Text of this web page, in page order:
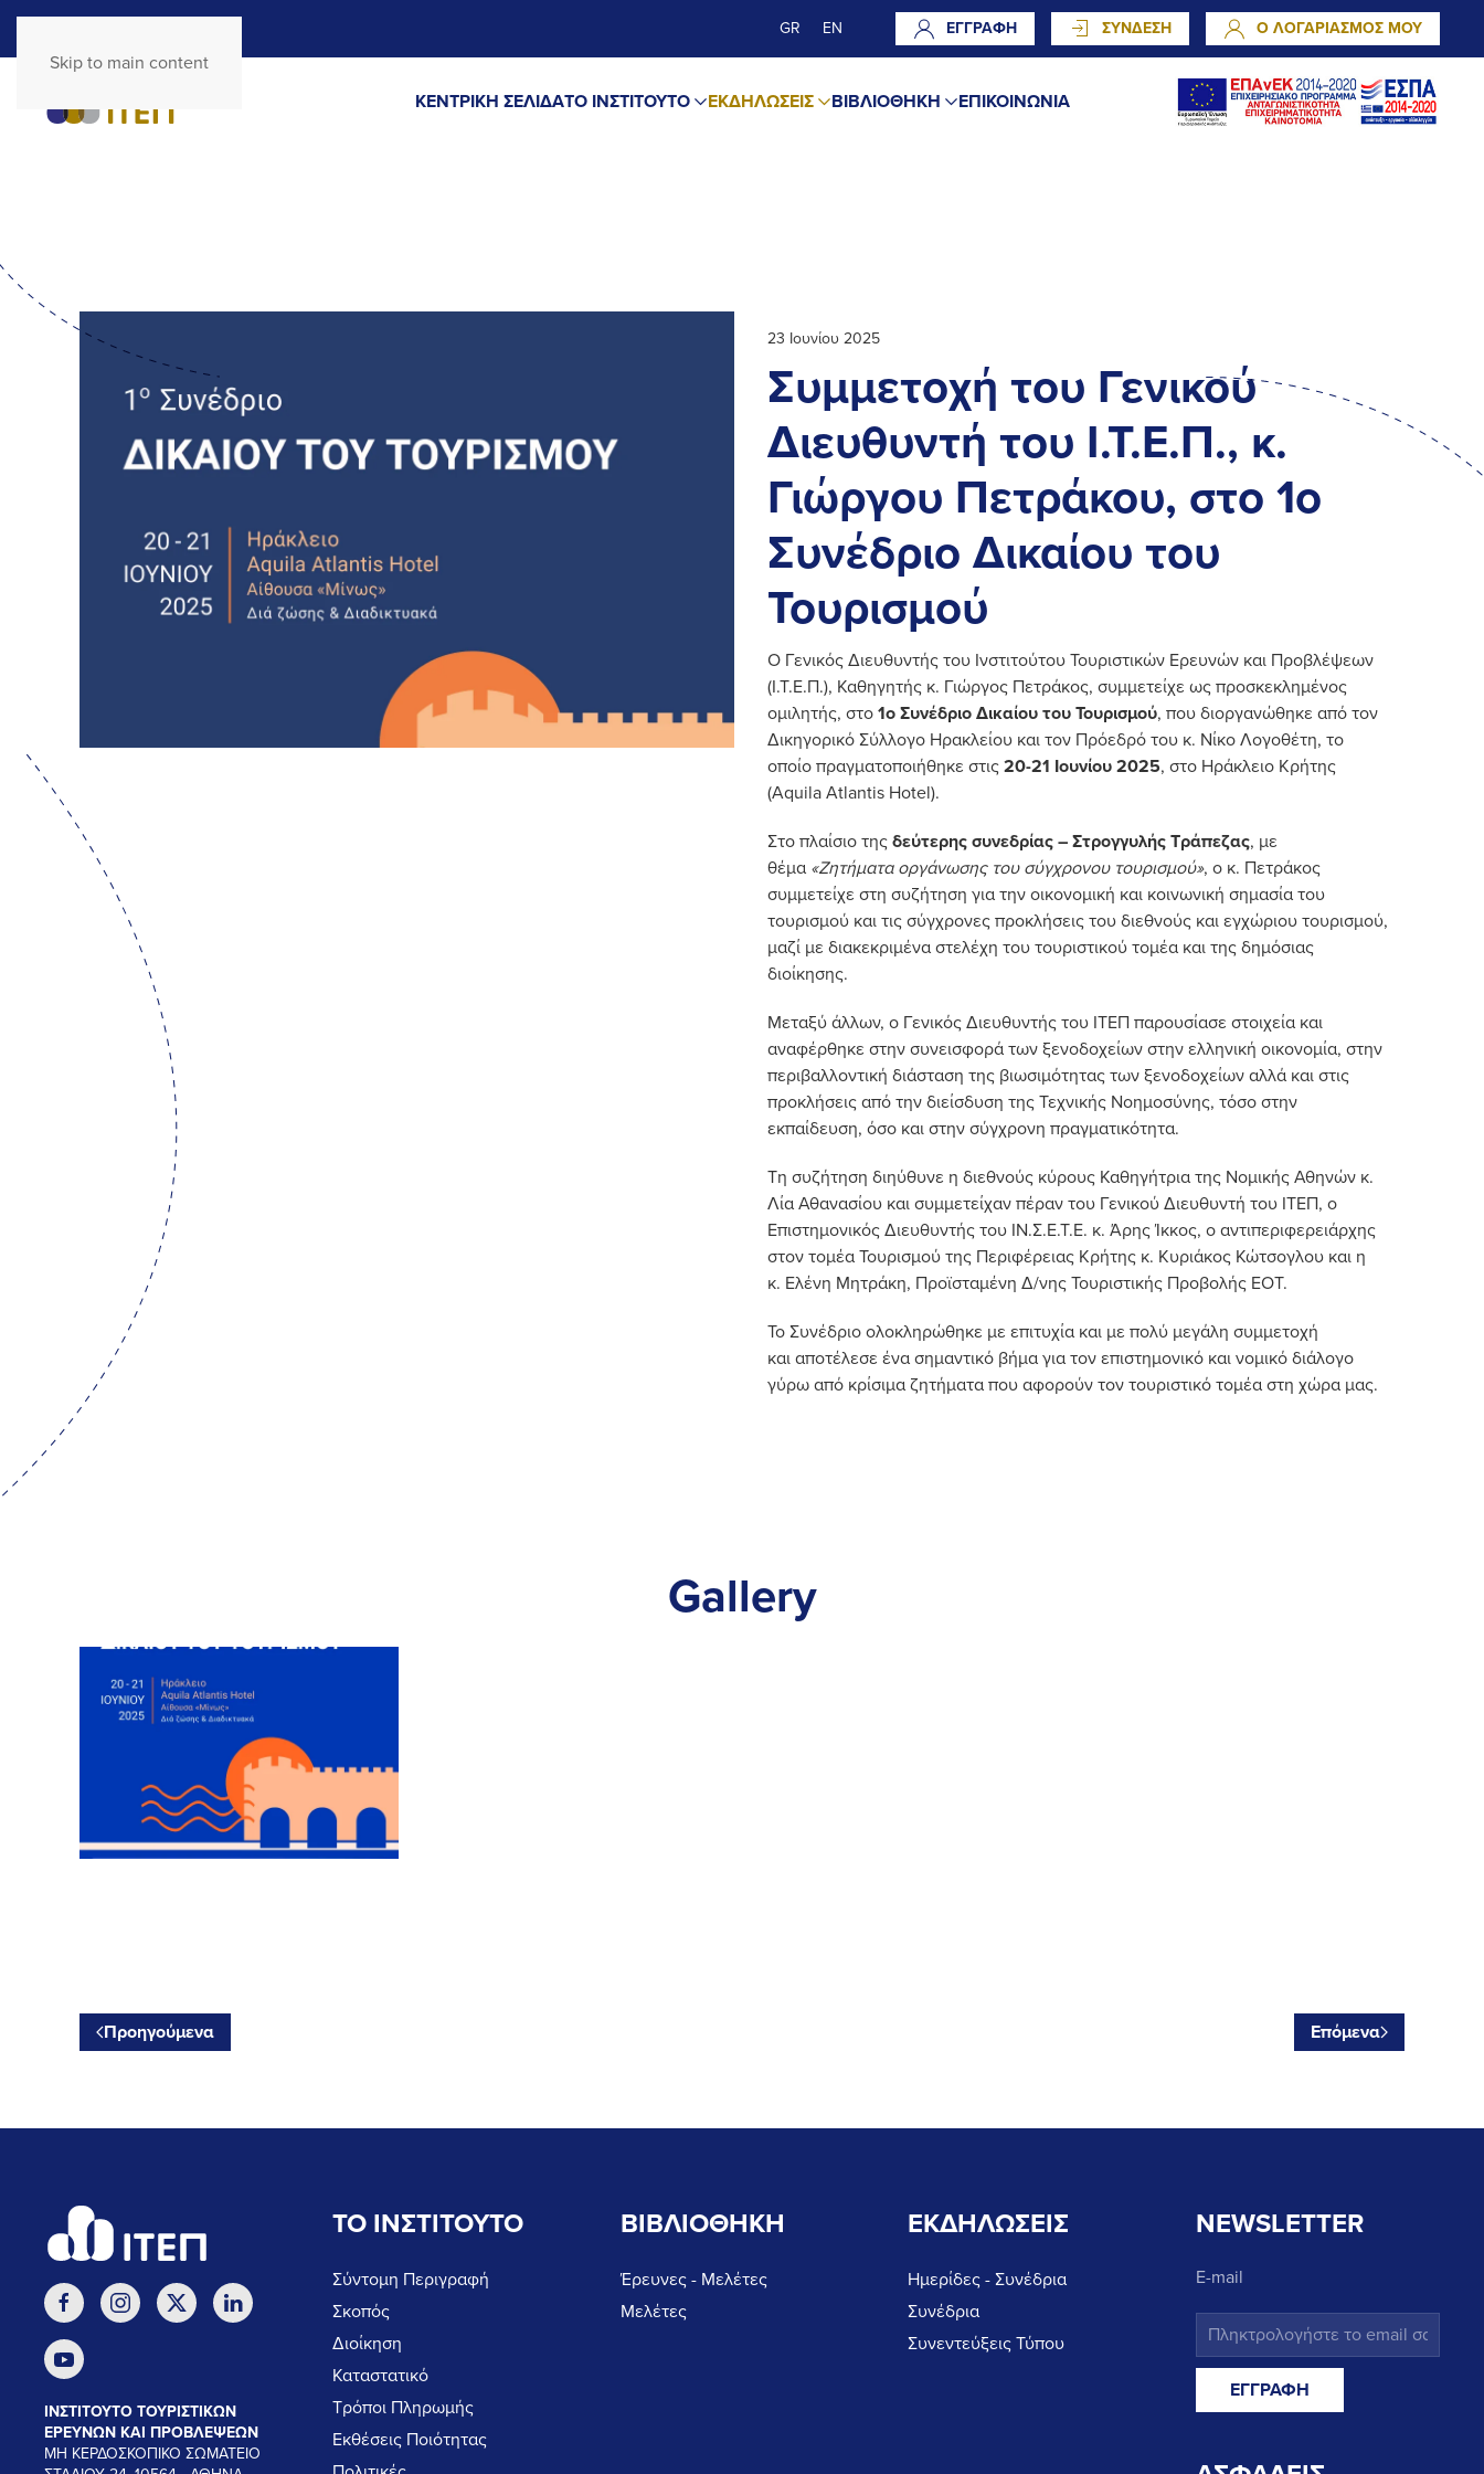
Skip to main content
GR EN ΕΓΓΡΑΦΗ ΣΥΝΔΕΣΗ Ο ΛΟΓΑΡΙΑΣΜΟΣ ΜΟΥ
ΚΕΝΤΡΙΚΗ ΣΕΛΙΔΑΤΟ ΙΝΣΤΙΤΟΥΤΟ ΕΚΔΗΛΩΣΕΙΣ ΒΙΒΛΙΟΘΗΚΗ ΕΠΙΚΟΙΝΩΝΙΑ
23 Ιουνίου 2025
Συμμετοχή του Γενικού
Διευθυντή του Ι.Τ.Ε.Π., κ.
Γιώργου Πετράκου, στο 1ο
Συνέδριο Δικαίου του
Τουρισμού
Ο Γενικός Διευθυντής του Ινστιτούτου Τουριστικών Ερευνών και Προβλέψεων
(Ι.Τ.Ε.Π.), Καθηγητής κ. Γιώργος Πετράκος, συμμετείχε ως προσκεκλημένος
ομιλητής, στο 1ο Συνέδριο Δικαίου του Τουρισμού, που διοργανώθηκε από τον
Δικηγορικό Σύλλογο Ηρακλείου και τον Πρόεδρό του κ. Νίκο Λογοθέτη, το
οποίο πραγματοποιήθηκε στις 20-21 Ιουνίου 2025, στο Ηράκλειο Κρήτης
(Aquila Atlantis Hotel).
Στο πλαίσιο της δεύτερης συνεδρίας – Στρογγυλής Τράπεζας, με
θέμα «Ζητήματα οργάνωσης του σύγχρονου τουρισμού», ο κ. Πετράκος
συμμετείχε στη συζήτηση για την οικονομική και κοινωνική σημασία του
τουρισμού και τις σύγχρονες προκλήσεις του διεθνούς και εγχώριου τουρισμού,
μαζί με διακεκριμένα στελέχη του τουριστικού τομέα και της δημόσιας
διοίκησης.
Μεταξύ άλλων, ο Γενικός Διευθυντής του ΙΤΕΠ παρουσίασε στοιχεία και
αναφέρθηκε στην συνεισφορά των ξενοδοχείων στην ελληνική οικονομία, στην
περιβαλλοντική διάσταση της βιωσιμότητας των ξενοδοχείων αλλά και στις
προκλήσεις από την διείσδυση της Τεχνικής Νοημοσύνης, τόσο στην
εκπαίδευση, όσο και στην σύγχρονη πραγματικότητα.
Τη συζήτηση διηύθυνε η διεθνούς κύρους Καθηγήτρια της Νομικής Αθηνών κ.
Λία Αθανασίου και συμμετείχαν πέραν του Γενικού Διευθυντή του ΙΤΕΠ, ο
Επιστημονικός Διευθυντής του ΙΝ.Σ.Ε.Τ.Ε. κ. Άρης Ίκκος, ο αντιπεριφερειάρχης
στον τομέα Τουρισμού της Περιφέρειας Κρήτης κ. Κυριάκος Κώτσογλου και η
κ. Ελένη Μητράκη, Προϊσταμένη Δ/νης Τουριστικής Προβολής ΕΟΤ.
Το Συνέδριο ολοκληρώθηκε με επιτυχία και με πολύ μεγάλη συμμετοχή
και αποτέλεσε ένα σημαντικό βήμα για τον επιστημονικό και νομικό διάλογο
γύρω από κρίσιμα ζητήματα που αφορούν τον τουριστικό τομέα στη χώρα μας.
Gallery
Προηγούμενα Επόμενα
ΙΝΣΤΙΤΟΥΤΟ ΤΟΥΡΙΣΤΙΚΩΝ
ΕΡΕΥΝΩΝ ΚΑΙ ΠΡΟΒΛΕΨΕΩΝ
ΜΗ ΚΕΡΔΟΣΚΟΠΙΚΟ ΣΩΜΑΤΕΙΟ
ΤΟ ΙΝΣΤΙΤΟΥΤΟ
Σύντομη Περιγραφή
Σκοπός
Διοίκηση
Καταστατικό
Τρόποι Πληρωμής
Εκθέσεις Ποιότητας
ΒΙΒΛΙΟΘΗΚΗ
Έρευνες - Μελέτες
Μελέτες
ΕΚΔΗΛΩΣΕΙΣ
Ημερίδες - Συνέδρια
Συνέδρια
Συνεντεύξεις Τύπου
NEWSLETTER
E-mail